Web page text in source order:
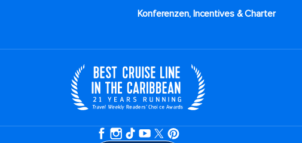
Konferenzen, Incentives & Charter